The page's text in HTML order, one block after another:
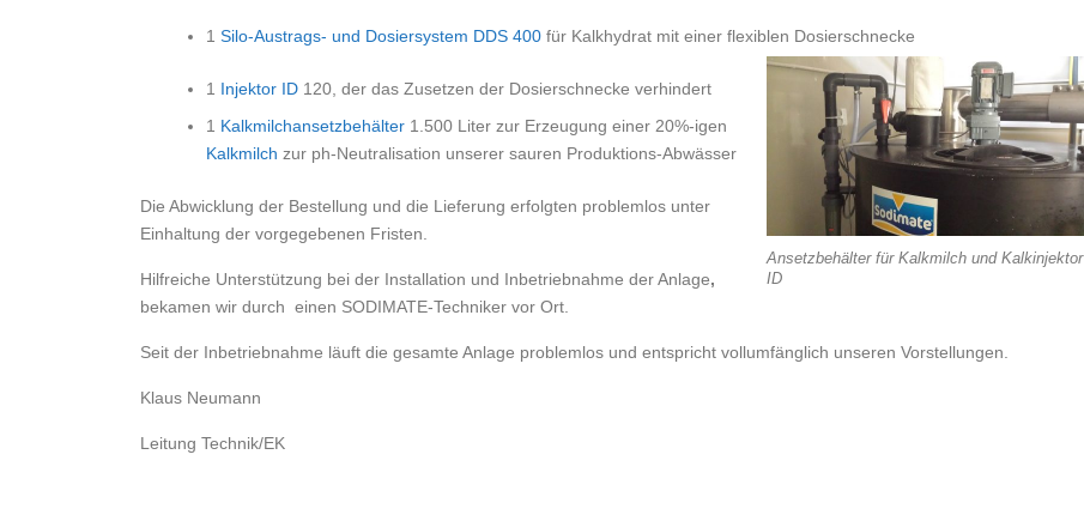
1 Silo-Austrags- und Dosiersystem DDS 400 für Kalkhydrat mit einer flexiblen Dosierschnecke
Ansetzbehälter für Kalkmilch und Kalkinjektor
ID
1 Injektor ID 120, der das Zusetzen der Dosierschnecke verhindert
1 Kalkmilchansetzbehälter 1.500 Liter zur Erzeugung einer 20%-igen
Kalkmilch zur ph-Neutralisation unserer sauren Produktions-Abwässer
Die Abwicklung der Bestellung und die Lieferung erfolgten problemlos unter
Einhaltung der vorgegebenen Fristen.
Hilfreiche Unterstützung bei der Installation und Inbetriebnahme der Anlage,
bekamen wir durch einen SODIMATE-Techniker vor Ort.
Seit der Inbetriebnahme läuft die gesamte Anlage problemlos und entspricht vollumfänglich unseren Vorstellungen.
Klaus Neumann
Leitung Technik/EK